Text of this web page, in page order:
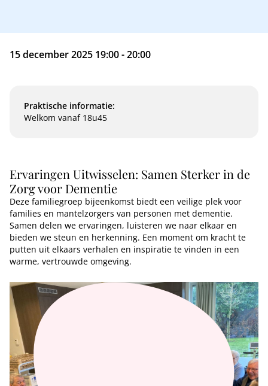
15 december 2025 19:00 - 20:00
Praktische informatie:
Welkom vanaf 18u45
Ervaringen Uitwisselen: Samen Sterker in de
Zorg voor Dementie
Deze familiegroep bijeenkomst biedt een veilige plek voor
families en mantelzorgers van personen met dementie.
Samen delen we ervaringen, luisteren we naar elkaar en
bieden we steun en herkenning. Een moment om kracht te
putten uit elkaars verhalen en inspiratie te vinden in een
warme, vertrouwde omgeving.